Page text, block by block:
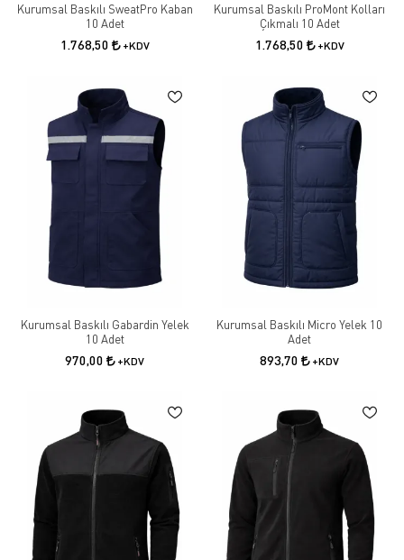
Kurumsal Baskılı SweatPro Kaban
10 Adet
1.768,50 +KDV
Kurumsal Baskılı ProMont Kolları
Çıkmalı 10 Adet
1.768,50 +KDV
Kurumsal Baskılı Gabardin Yelek
10 Adet
970,00 +KDV
Kurumsal Baskılı Micro Yelek 10
Adet
893,70 +KDV